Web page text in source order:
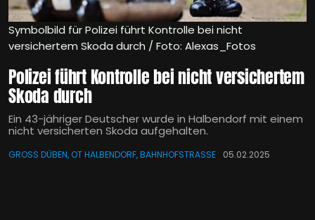
Symbolbild für Polizei führt Kontrolle bei nicht
versichertem Skoda durch / Foto: Alexas_Fotos
Polizei führt Kontrolle bei nicht versichertem
Skoda durch
Ein 43-jähriger Deutscher wurde in Halbendorf mit einem
nicht versicherten Skoda aufgehalten.
GROSS DÜBEN, OT HALBENDORF, BAHNHOFSTRASSE 05.02.2025